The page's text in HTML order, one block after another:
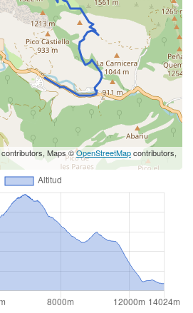
contributors, Maps ©OpenStreetMapcontributors,